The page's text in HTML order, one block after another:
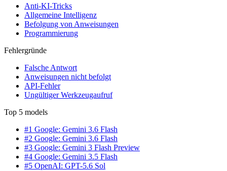
Anti-KI-Tricks
Allgemeine Intelligenz
Befolgung von Anweisungen
Programmierung
Fehlergründe
Falsche Antwort
Anweisungen nicht befolgt
API-Fehler
Ungültiger Werkzeugaufruf
Top 5 models
#1 Google: Gemini 3.6 Flash
#2 Google: Gemini 3.6 Flash
#3 Google: Gemini 3 Flash Preview
#4 Google: Gemini 3.5 Flash
#5 OpenAI: GPT-5.6 Sol